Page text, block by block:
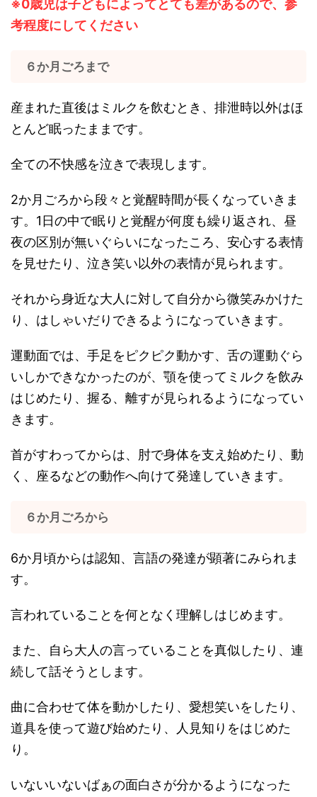
※0歳児は子どもによってとても差があるので、参
考程度にしてください
６か月ごろまで
産まれた直後はミルクを飲むとき、排泄時以外はほ
とんど眠ったままです。
全ての不快感を泣きで表現します。
2か月ごろから段々と覚醒時間が長くなっていきま
す。1日の中で眠りと覚醒が何度も繰り返され、昼
夜の区別が無いぐらいになったころ、安心する表情
を見せたり、泣き笑い以外の表情が見られます。
それから身近な大人に対して自分から微笑みかけた
り、はしゃいだりできるようになっていきます。
運動面では、手足をピクピク動かす、舌の運動ぐら
いしかできなかったのが、顎を使ってミルクを飲み
はじめたり、握る、離すが見られるようになってい
きます。
首がすわってからは、肘で身体を支え始めたり、動
く、座るなどの動作へ向けて発達していきます。
６か月ごろから
6か月頃からは認知、言語の発達が顕著にみられま
す。
言われていることを何となく理解しはじめます。
また、自ら大人の言っていることを真似したり、連
続して話そうとします。
曲に合わせて体を動かしたり、愛想笑いをしたり、
道具を使って遊び始めたり、人見知りをはじめた
り。
いないいないばぁの面白さが分かるようになった